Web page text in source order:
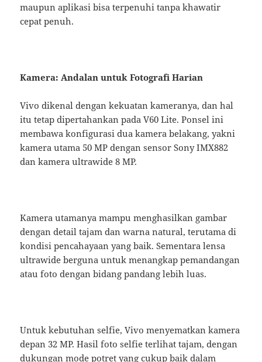
maupun aplikasi bisa terpenuhi tanpa khawatir
cepat penuh.
Kamera: Andalan untuk Fotografi Harian
Vivo dikenal dengan kekuatan kameranya, dan hal
itu tetap dipertahankan pada V60 Lite. Ponsel ini
membawa konfigurasi dua kamera belakang, yakni
kamera utama 50 MP dengan sensor Sony IMX882
dan kamera ultrawide 8 MP.
Kamera utamanya mampu menghasilkan gambar
dengan detail tajam dan warna natural, terutama di
kondisi pencahayaan yang baik. Sementara lensa
ultrawide berguna untuk menangkap pemandangan
atau foto dengan bidang pandang lebih luas.
Untuk kebutuhan selfie, Vivo menyematkan kamera
depan 32 MP. Hasil foto selfie terlihat tajam, dengan
dukungan mode potret yang cukup baik dalam